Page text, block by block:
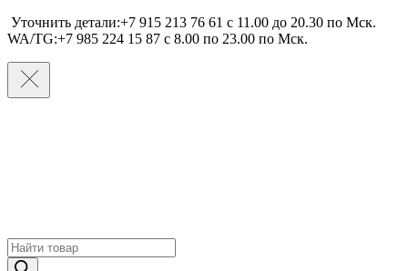
Уточнить детали:+7 915 213 76 61 c 11.00 до 20.30 по Мcк.
WA/TG:+7 985 224 15 87 c 8.00 по 23.00 по Мcк.
Поиск
товаров